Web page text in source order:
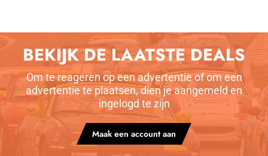
BEKIJK DE LAATSTE DEALS
Om te reageren op een advertentie of om een
advertentie te plaatsen, dien je aangemeld en
ingelogd te zijn
Maak een account aan